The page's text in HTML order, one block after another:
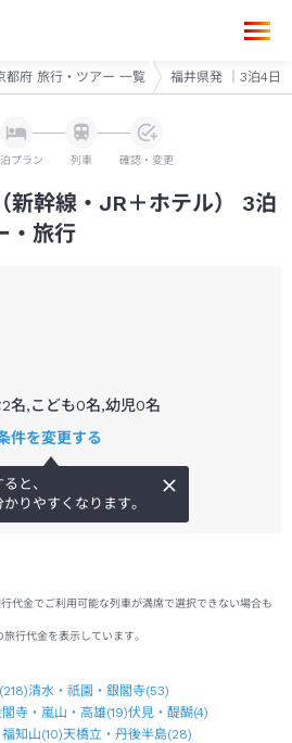
都府 旅行・ツアー 一覧 福井県発 ｜3泊4日
プラン 列車 確認・変更
幹線・JR＋ホテル） 3泊
・旅行
名,こども0名,幼児0名
件を変更する
と、
りやすくなります。
代金でご利用可能な列車が満席で選択できない場合も
行代金を表示しています。
(218)清水・祇園・銀閣寺(53)
寺・嵐山・高雄(19)伏見・醍醐(4)
知山(10)天橋立・丹後半島(28)